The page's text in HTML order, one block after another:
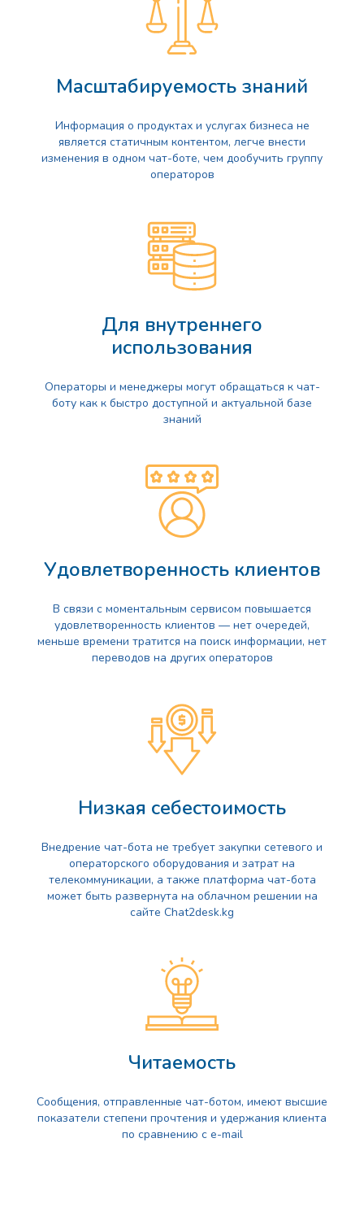
Масштабируемость знаний
Информация о продуктах и услугах бизнеса не
является статичным контентом, легче внести
изменения в одном чат-боте, чем дообучить группу
операторов
Для внутреннего
использования
Операторы и менеджеры могут обращаться к чат-
боту как к быстро доступной и актуальной базе
знаний
Удовлетворенность клиентов
В связи с моментальным сервисом повышается
удовлетворенность клиентов — нет очередей,
меньше времени тратится на поиск информации, нет
переводов на других операторов
Низкая себестоимость
Внедрение чат-бота не требует закупки сетевого и
операторского оборудования и затрат на
телекоммуникации, а также платформа чат-бота
может быть развернута на облачном решении на
сайте Chat2desk.kg
Читаемость
Сообщения, отправленные чат-ботом, имеют высшие
показатели степени прочтения и удержания клиента
по сравнению с e-mail